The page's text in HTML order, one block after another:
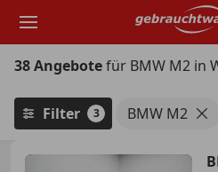
Hauptinhalt
38 Angebotefür BMW M2 in
Filter 3 BMW M2